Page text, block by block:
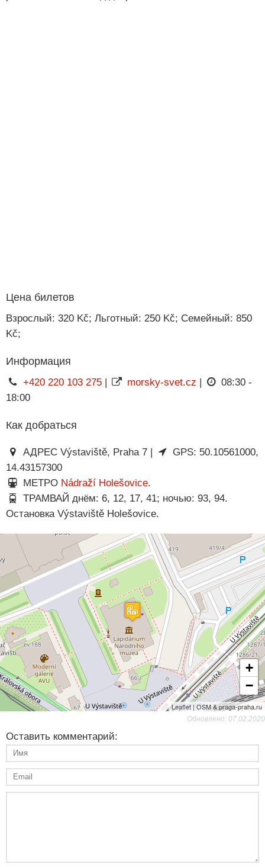
Цена билетов
Взрослый: 320 Kč; Льготный: 250 Kč; Семейный: 850
Kč;
Информация
+420 220 103 275 morsky-svet.cz
08:30 -
18:00
Как добраться
АДРЕС Výstaviště, Praha 7 |
GPS: 50.10561000,
14.43157300
МЕТРО Nádraží Holešovice.
ТРАМВАЙ днём: 6, 12, 17, 41; ночью: 93, 94.
Остановка Výstaviště Holešovice.
+
−
Leaflet | OSM & praga-praha.ru
Обновлено: 07.02.2020
Оставить комментарий: